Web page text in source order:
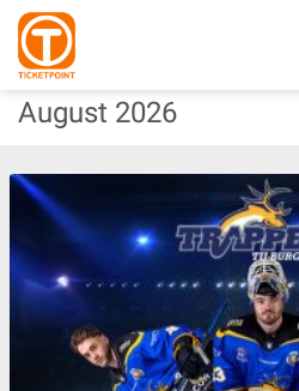
Tagesordnung
August 2026